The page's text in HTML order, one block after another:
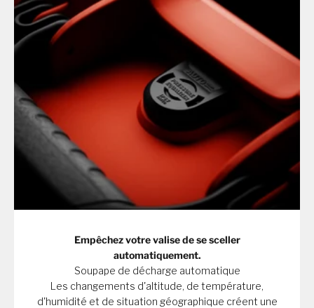
Empêchez votre valise de se sceller
automatiquement.
Soupape de décharge automatique
Les changements d'altitude, de température,
d'humidité et de situation géographique créent une